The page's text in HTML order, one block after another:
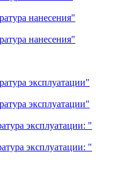
нанесения"
нанесения"
эксплуатации"
эксплуатации"
эксплуатации: "
эксплуатации: "